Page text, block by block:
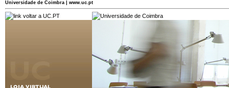
Universidade de Coimbra | www.uc.pt